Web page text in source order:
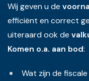
Wij geven u de
efficiënt en correct
uiteraard ook de
Komen o.a. aan bod:
Wat zijn de